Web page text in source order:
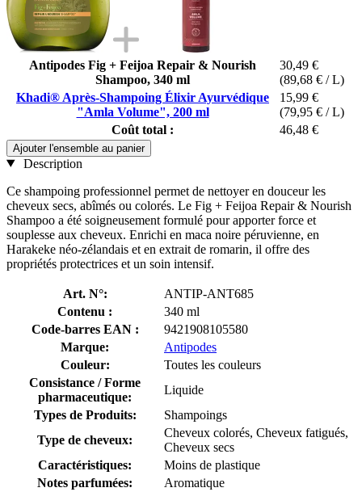
Antipodes Fig + Feijoa Repair & Nourish
Shampoo, 340 ml
30,49 €
(89,68 € / L)
Khadi® Après-Shampoing Élixir Ayurvédique
"Amla Volume", 200 ml
15,99 €
(79,95 € / L)
Coût total :
46,48 €
Ajouter l'ensemble au panier
Description
Ce shampoing professionnel permet de nettoyer en douceur les
cheveux secs, abîmés ou colorés. Le Fig + Feijoa Repair & Nourish
Shampoo a été soigneusement formulé pour apporter force et
souplesse aux cheveux. Enrichi en maca noire péruvienne, en
Harakeke néo-zélandais et en extrait de romarin, il offre des
propriétés protectrices et un soin intensif.
Art. N°:
ANTIP-ANT685
Contenu :
340 ml
Code-barres EAN :
9421908105580
Marque:
Antipodes
Couleur:
Toutes les couleurs
Consistance / Forme
pharmaceutique:
Liquide
Types de Produits:
Shampoings
Type de cheveux:
Cheveux colorés, Cheveux fatigués,
Cheveux secs
Caractéristiques:
Moins de plastique
Notes parfumées:
Aromatique